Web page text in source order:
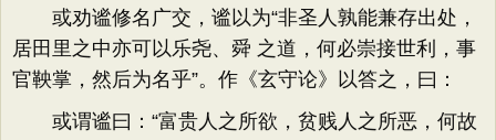
或劝谧修名广交，谧以为“非圣人孰能兼存出处，
居田里之中亦可以乐尧、舜 之道，何必崇接世利，事
官鞅掌，然后为名乎”。作《玄守论》以答之，曰：
或谓谧曰：“富贵人之所欲，贫贱人之所恶，何故